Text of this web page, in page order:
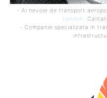
- Ai nevoie de transport
London.
- Companie specializata in